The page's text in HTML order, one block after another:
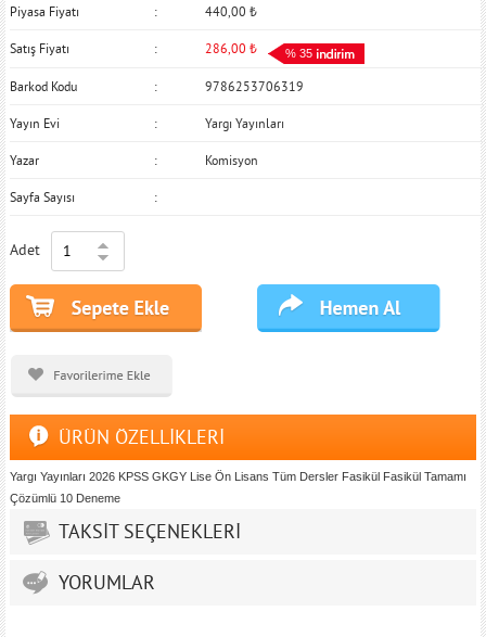
Piyasa Fiyatı 440,00 ₺
Satış Fiyatı 286,00 ₺ % 35
Barkod Kodu 9786253706319
Yayın Evi Yargı Yayınları
Yazar Komisyon
Sayfa Sayısı
Adet
ÜRÜN ÖZELLİKLERİ
Yargı Yayınları 2026 KPSS GKGY Lise Ön Lisans Tüm Dersler Fasikül Fasikül Tamamı
Çözümlü 10 Deneme
TAKSİT SEÇENEKLERİ
YORUMLAR